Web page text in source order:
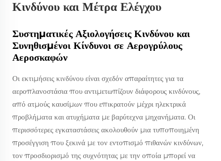
Κινδύνου και Μέτρα Ελέγχου
Συστηματικές Αξιολογήσεις Κινδύνου και
Συνηθισμένοι Κίνδυνοι σε Αερογρύλους
Αεροσκαφών
Οι εκτιμήσεις κινδύνου είναι σχεδόν απαραίτητες για τα
αεροπλανοστάσια που αντιμετωπίζουν διάφορους κινδύνους,
από ατμούς καυσίμων που επικρατούν μέχρι ηλεκτρικά
προβλήματα και ατυχήματα με βαρύτεχνα μηχανήματα. Οι
περισσότερες εγκαταστάσεις ακολουθούν μια τυποποιημένη
προσέγγιση που ξεκινά με τον εντοπισμό πιθανών κινδύνων,
τον προσδιορισμό της συχνότητας με την οποία μπορεί να